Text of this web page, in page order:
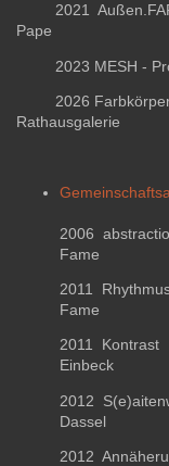
2021
Pape
2023 MESH -
2026
Rathausgalerie
2006
Fame
2011
Fame
2011
Einbeck
2012
Dassel
2012